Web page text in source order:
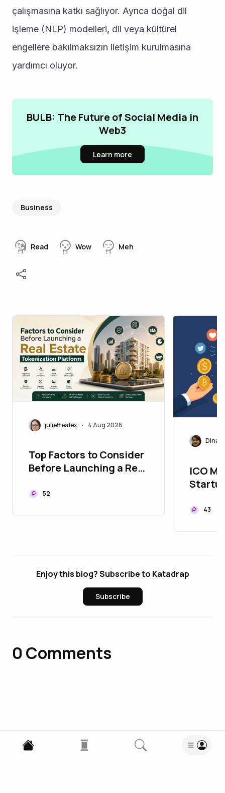
çalışmasına katkı sağlıyor. Ayrıca doğal dil
işleme (NLP) modelleri, dil veya kültürel
engellere bakılmaksızın iletişim kurulmasına
yardımcı oluyor.
BULB: The Future of Social Media in
Web3
Learn more
Business
Read Wow Meh
juliettealex • 4 Aug 2026
Top Factors to Consider
Before Launching a Real
Platform
52
ICO
43
Enjoy this blog? Subscribe to Katadrap
Subscribe
0 Comments